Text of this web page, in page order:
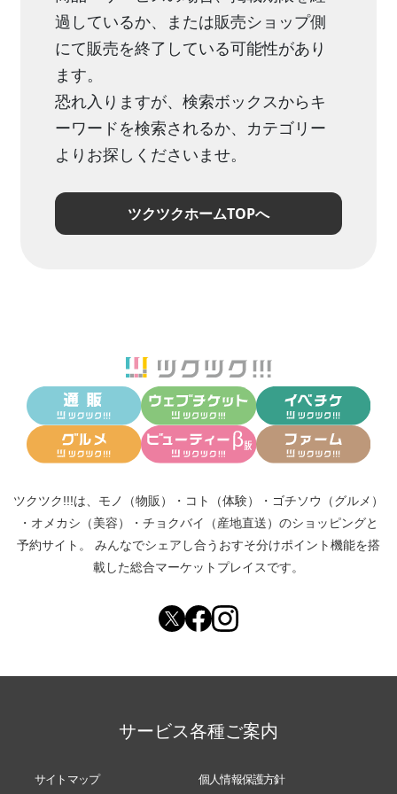
過しているか、または販売ショップ側
にて販売を終了している可能性があり
ます。
恐れ入りますが、検索ボックスからキ
ーワードを検索されるか、カテゴリー
よりお探しくださいませ。
ツクツクホームTOPへ
ツクツク!!!は、 モノ（物販） ・ コト（体験） ・ ゴチソウ（グルメ）
・ オメカシ（美容） ・ チョクバイ（産地直送） のショッピングと
予約サイト。
みんなでシェアし合う おすそ分けポイント機能を搭
載した総合マーケットプレイスです。
サービス各種ご案内
サイトマップ 個人情報保護方針